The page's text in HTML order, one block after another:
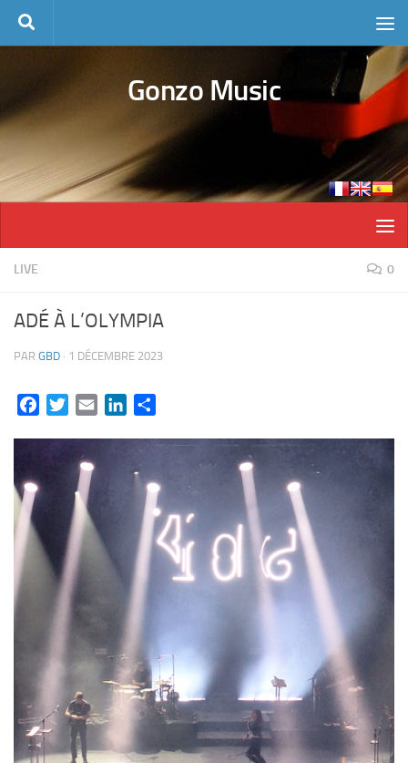
Skip to content
Gonzo Music
LIVE 0
ADÉ À L’OLYMPIA
PAR GBD · 1 DÉCEMBRE 2023
FacebookTwitterEmail LinkedIn